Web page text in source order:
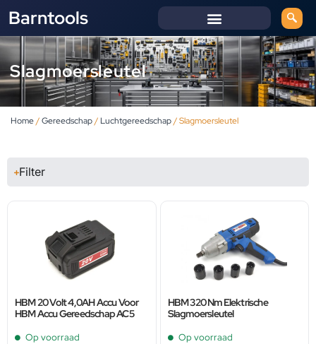
Barntools
Slagmoersleutel
Home/Gereedschap/ Luchtgereedschap/ Slagmoersleutel
Filter
HBM 20 Volt 4,0AH Accu Voor
HBM Accu Gereedschap AC5
Op voorraad
HBM 320 Nm Elektrische
Slagmoersleutel
Op voorraad